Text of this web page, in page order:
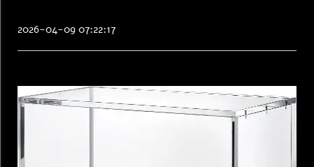
2026-04-09 07:22:17